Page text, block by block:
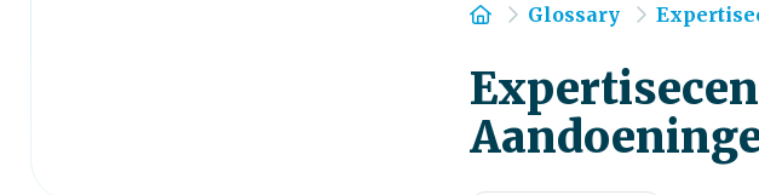
Home
Glossary